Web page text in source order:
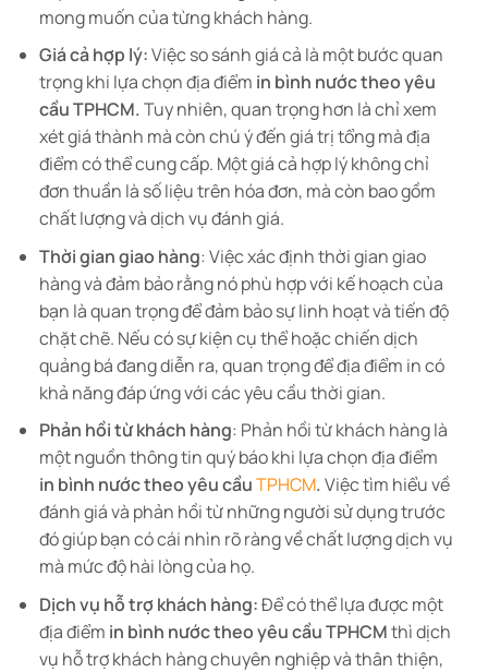
mong muốn của từng khách hàng.
Giá cả hợp lý:Việc so sánh giá cả là một bước quan
trọng khi lựa chọn địa điểm in bình nước theo yêu
cầu TPHCM.Tuy nhiên, quan trọng hơn là chỉ xem
xét giá thành mà còn chú ý đến giá trị tổng mà địa
điểm có thể cung cấp. Một giá cả hợp lý không chỉ
đơn thuần là số liệu trên hóa đơn, mà còn bao gồm
chất lượng và dịch vụ đánh giá.
Thời gian giao hàng: Việc xác định thời gian giao
hàng và đảm bảo rằng nó phù hợp với kế hoạch của
bạn là quan trọng để đảm bảo sự linh hoạt và tiến độ
chặt chẽ. Nếu có sự kiện cụ thể hoặc chiến dịch
quảng bá đang diễn ra, quan trọng để địa điểm in có
khả năng đáp ứng với các yêu cầu thời gian.
Phản hồi từ khách hàng: Phản hồi từ khách hàng là
một nguồn thông tin quý báo khi lựa chọn địa điểm
in bình nước theo yêu cầuTPHCM.Việc tìm hiểu về
đánh giá và phản hồi từ những người sử dụng trước
đó giúp bạn có cái nhìn rõ ràng về chất lượng dịch vụ
mà mức độ hài lòng của họ.
Dịch vụ hỗ trợ khách hàng:Để có thể lựa được một
địa điểm in bình nước theo yêu cầu TPHCMthì dịch
vụ hỗ trợ khách hàng chuyên nghiệp và thân thiện,